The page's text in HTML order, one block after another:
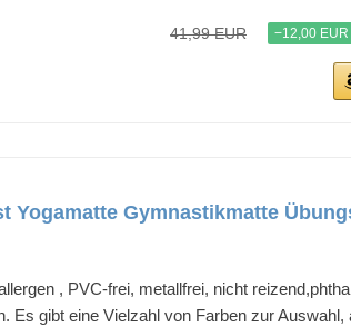
41,99 EUR −12,00 EUR
Yogamatte Gymnastikmatte
, PVC-frei, metallfrei, nicht
gibt eine Vielzahl von Farben zur Auswahl,